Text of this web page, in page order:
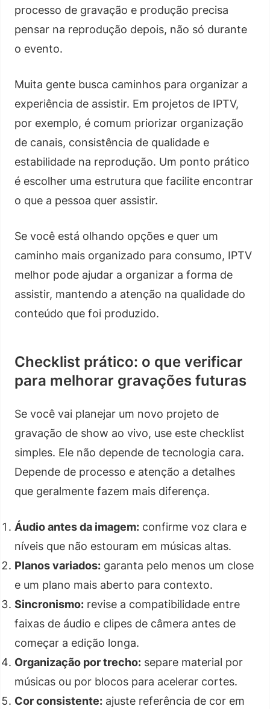
processo de gravação e produção precisa
pensar na reprodução depois, não só durante
o evento.
Muita gente busca caminhos para organizar a
experiência de assistir. Em projetos de IPTV,
por exemplo, é comum priorizar organização
de canais, consistência de qualidade e
estabilidade na reprodução. Um ponto prático
é escolher uma estrutura que facilite encontrar
o que a pessoa quer assistir.
Se você está olhando opções e quer um
caminho mais organizado para consumo, IPTV
melhor pode ajudar a organizar a forma de
assistir, mantendo a atenção na qualidade do
conteúdo que foi produzido.
Checklist prático: o que verificar
para melhorar gravações futuras
Se você vai planejar um novo projeto de
gravação de show ao vivo, use este checklist
simples. Ele não depende de tecnologia cara.
Depende de processo e atenção a detalhes
que geralmente fazem mais diferença.
Áudio antes da imagem: confirme voz clara e
níveis que não estouram em músicas altas.
Planos variados: garanta pelo menos um close
e um plano mais aberto para contexto.
Sincronismo: revise a compatibilidade entre
faixas de áudio e clipes de câmera antes de
começar a edição longa.
Organização por trecho: separe material por
músicas ou por blocos para acelerar cortes.
Cor consistente: ajuste referência de cor em